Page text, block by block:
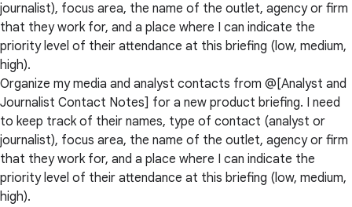
journalist), focus area, the name of the outlet, agency or firm
that they work for, and a place where I can indicate the
priority level of their attendance at this briefing (low, medium,
high).
Organize my media and analyst contacts from @[Analyst and
Journalist Contact Notes] for a new product briefing. I need
to keep track of their names, type of contact (analyst or
journalist), focus area, the name of the outlet, agency or firm
that they work for, and a place where I can indicate the
priority level of their attendance at this briefing (low, medium,
high).